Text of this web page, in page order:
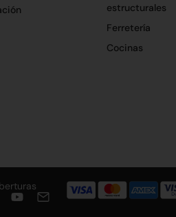
estructurales
Ferretería
Cocinas